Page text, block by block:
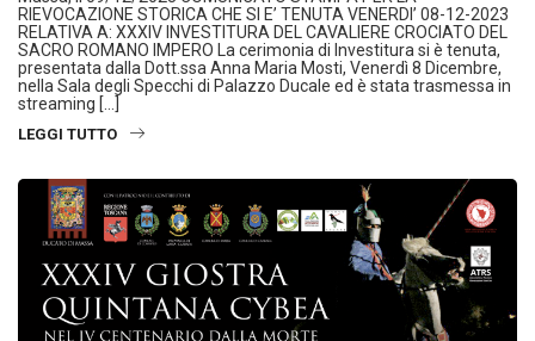
RIEVOCAZIONE STORICA CHE SI E’ TENUTA VENERDI’ 08-12-2023
RELATIVA A: XXXIV INVESTITURA DEL CAVALIERE CROCIATO DEL
SACRO ROMANO IMPERO La cerimonia di Investitura si è tenuta,
presentata dalla Dott.ssa Anna Maria Mosti, Venerdì 8 Dicembre,
nella Sala degli Specchi di Palazzo Ducale ed è stata trasmessa in
streaming […]
LEGGI TUTTO